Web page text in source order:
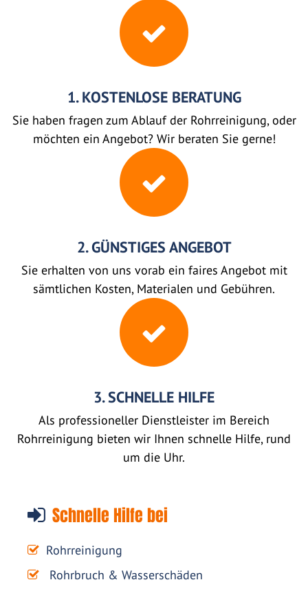
1. KOSTENLOSE BERATUNG
Sie haben fragen zum Ablauf der Rohrreinigung, oder
möchten ein Angebot? Wir beraten Sie gerne!
2. GÜNSTIGES ANGEBOT
Sie erhalten von uns vorab ein faires Angebot mit
sämtlichen Kosten, Materialen und Gebühren.
3. SCHNELLE HILFE
Als professioneller Dienstleister im Bereich
Rohrreinigung bieten wir Ihnen schnelle Hilfe, rund
um die Uhr.
Schnelle Hilfe bei
Rohrreinigung
Rohrbruch & Wasserschäden